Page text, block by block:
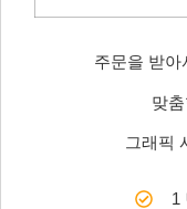
주문을 받아
맞
그래픽
1